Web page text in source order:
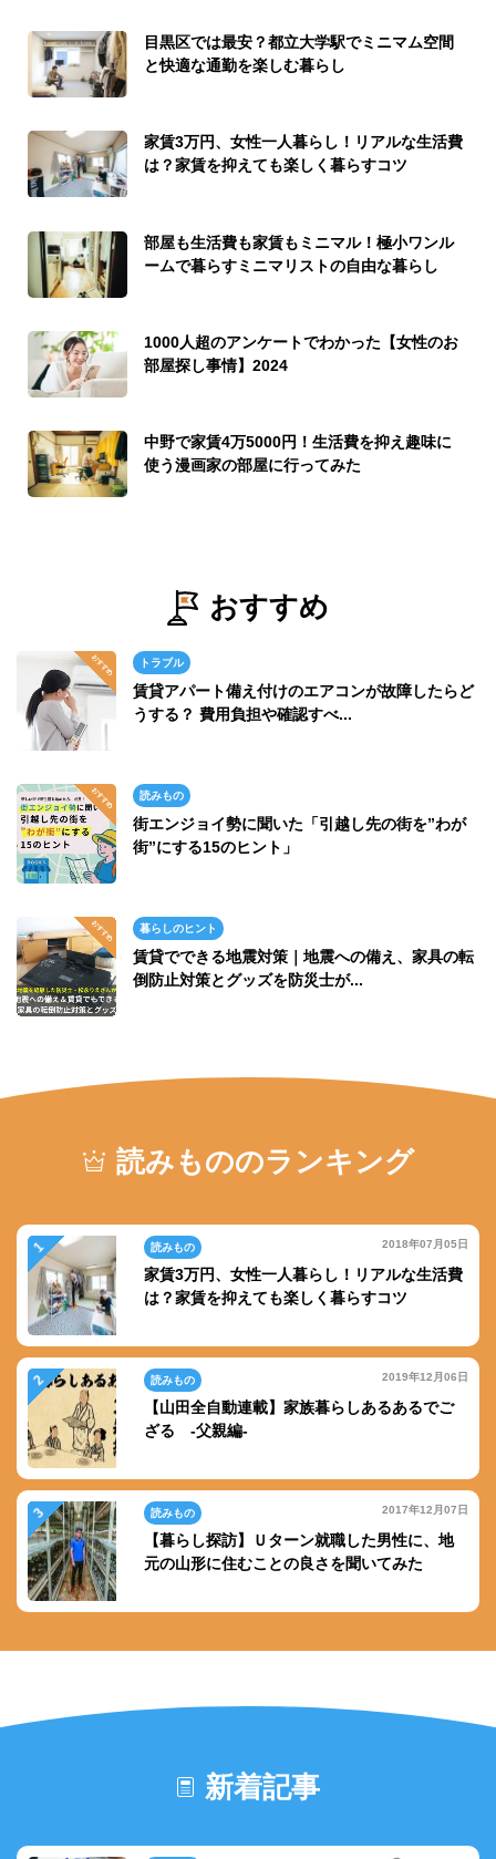
目黒区では最安？都立大学駅でミニマム空間
と快適な通勤を楽しむ暮らし
家賃3万円、女性一人暮らし！リアルな生活費
は？家賃を抑えても楽しく暮らすコツ
部屋も生活費も家賃もミニマル！極小ワンル
ームで暮らすミニマリストの自由な暮らし
1000人超のアンケートでわかった【女性のお
部屋探し事情】2024
中野で家賃4万5000円！生活費を抑え趣味に
使う漫画家の部屋に行ってみた
おすすめ
トラブル
賃貸アパート備え付けのエアコンが故障したらど
うする？ 費用負担や確認すべ...
読みもの
街エンジョイ勢に聞いた「引越し先の街を”わが
街”にする15のヒント」
暮らしのヒント
賃貸でできる地震対策｜地震への備え、家具の転
倒防止対策とグッズを防災士が...
読みもののランキング
読みもの 2018年07月05日
家賃3万円、女性一人暮らし！リアルな生活費
は？家賃を抑えても楽しく暮らすコツ
読みもの 2019年12月06日
【山田全自動連載】家族暮らしあるあるでご
ざる -父親編-
読みもの 2017年12月07日
【暮らし探訪】Ｕターン就職した男性に、地
元の山形に住むことの良さを聞いてみた
新着記事